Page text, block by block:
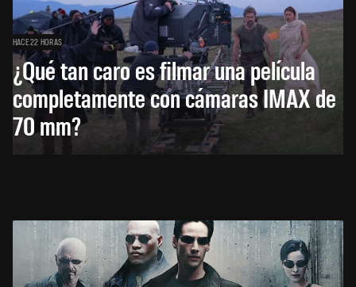
HACE 22 HORAS
¿Qué tan caro es filmar una película
completamente con cámaras IMAX de
70 mm?